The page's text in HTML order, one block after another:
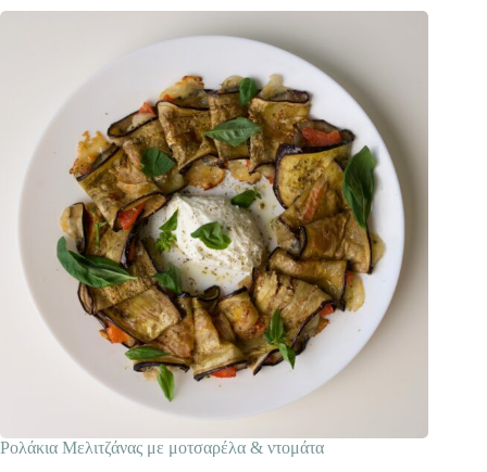
Ρολάκια Mελιτζάνας με μοτσαρέλα & ντομάτα